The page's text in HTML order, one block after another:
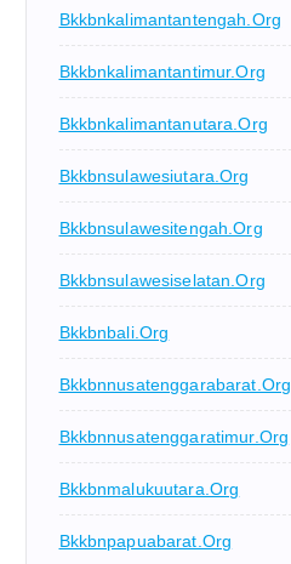
Bkkbnkalimantantengah.org
Bkkbnkalimantantimur.org
Bkkbnkalimantanutara.org
Bkkbnsulawesiutara.org
Bkkbnsulawesitengah.org
Bkkbnsulawesiselatan.org
Bkkbnbali.org
Bkkbnnusatenggarabarat.org
Bkkbnnusatenggaratimur.org
Bkkbnmalukuutara.org
Bkkbnpapuabarat.org